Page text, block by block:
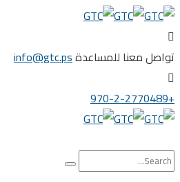
تواصل معنا للمساعدةinfo@gtc.ps
+970-2-2770489